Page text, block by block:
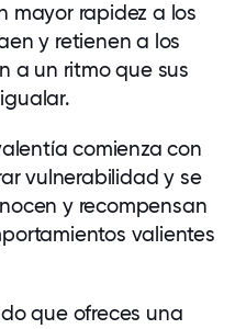
mayor rapidez a los
y retienen a los
a un ritmo que sus
comienza con
vulnerabilidad y se
y recompensan
valientes
que ofreces una